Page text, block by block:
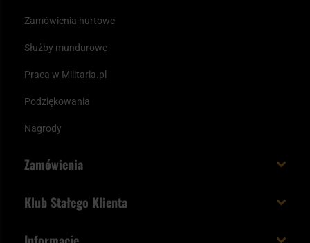
Zamówienia hurtowe
Służby mundurowe
Praca w Militaria.pl
Podziękowania
Nagrody
Zamówienia
Klub Stałego Klienta